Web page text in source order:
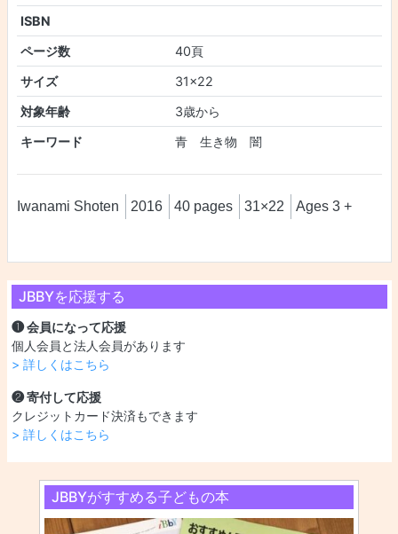
JBBYを応援する
❶ 会員になって応援
個人会員と法人会員があります
> 詳しくはこちら
❷ 寄付して応援
クレジットカード決済もできます
> 詳しくはこちら
JBBYがすすめる子どもの本
ISBN
ページ数
40頁
サイズ
31×22
対象年齢
3歳から
キーワード
青 生き物 闇
Iwanami Shoten 2016 40 pages 31×22 Ages 3 +